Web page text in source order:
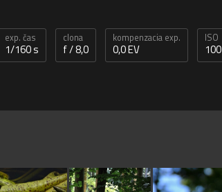
exp. čas
1/160 s
clona
f / 8,0
kompenzacia exp.
0,0 EV
ISO
100